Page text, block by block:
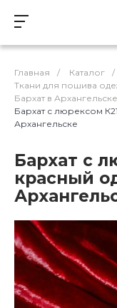
Главная / Каталог
/
Ткани для пошива
Бархат в Архангельске
Бархат с люрексом
Архангельске
Бархат с
красный